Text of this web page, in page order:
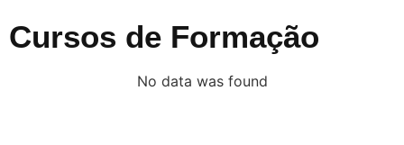
Cursos de Formação
No data was found